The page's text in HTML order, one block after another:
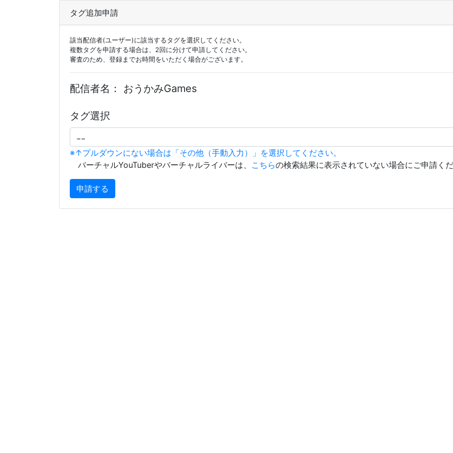
タグ追加申請
該当配信者(ユーザー)に該当するタグを選択してください。
複数タグを申請する場合は、2回に分けて申請してください。
審査のため、登録までお時間をいただく場合がございます。
配信者名： おうかみGames
タグ選択
※↑プルダウンにない場合は「その他（手動入力）」を選択してください。
バーチャルYouTuberやバーチャルライバーは、 こちらの検索結果に表示されていない場合にご申請く
申請する